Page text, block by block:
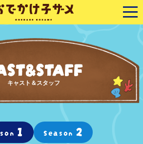
キャスト＆スタッフ
1 Season 2